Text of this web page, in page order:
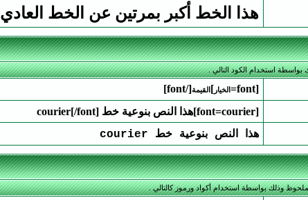
هذا الخط أكبر بمرتين عن الخط العادي
استخدام الكود التالي .
[font= الخيار ] القيمة[/font]
[font=courier]هذا النص بنوعية خط courier[/font]
هذا النص بنوعية خط courier
وذلك بواسطة استخدام أكواد ورموز كالتالي .